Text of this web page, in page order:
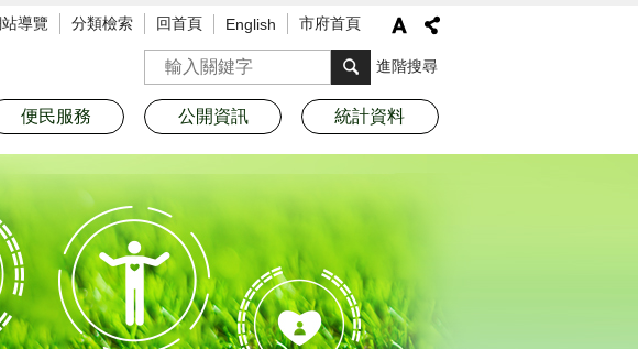
導覽 分類檢索 回首頁 English 市府首頁
搜尋 進階搜尋
便民服務 公開資訊 統計資料